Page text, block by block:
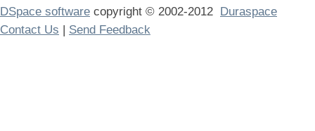
DSpace software copyright © 2002-2012 Duraspace
Contact Us | Send Feedback